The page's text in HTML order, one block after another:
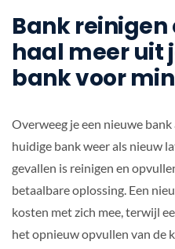
Bank
haal meer uit
bank voor
Overweeg je een nieuwe
huidige bank weer als nieuw
gevallen is reinigen en
betaalbare oplossing. Een
kosten met zich mee, terwijl
het opnieuw opvullen van de